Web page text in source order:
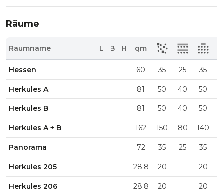
Räume
Raumname L B H qm
Hessen 60 35 25 35
Herkules A 81 50 40 50
Herkules B 81 50 40 50
Herkules A + B 162 150 80 140
Panorama 72 35 25 35
Herkules 205 28.8 20 20
Herkules 206 28.8 20 20